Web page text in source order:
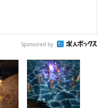
Sponsored by